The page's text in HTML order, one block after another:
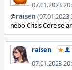
07.01.2023
@raisen (07.01.2023
nebo Crisis Core se
raisen
07.01.2023